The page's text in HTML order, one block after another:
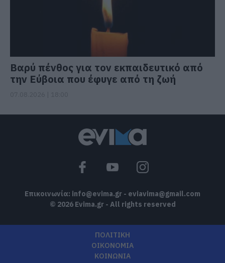
Βαρύ πένθος για τον εκπαιδευτικό από
την Εύβοια που έφυγε από τη ζωή
Επικοινωνία: info@evima.gr - eviavima@gmail.com
© 2026 Evima.gr - All rights reserved
ΠΟΛΙΤΙΚΗ
ΟΙΚΟΝΟΜΙΑ
ΚΟΙΝΩΝΙΑ